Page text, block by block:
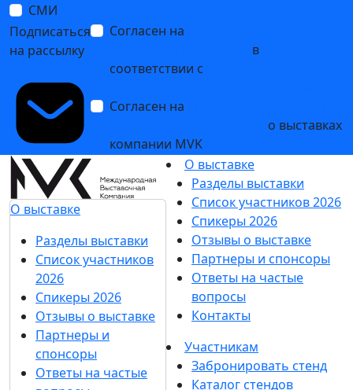
СМИ
Подписаться
на рассылку
Согласен на
в
соответствии с
Согласен на
о выставках
компании MVK
О выставке
Разделы выставки
Список участников
2026
Спикеры 2026
Отзывы о выставке
Партнеры и
спонсоры
Ответы на частые
О выставке
Разделы выставки
Список участников 2026
Спикеры 2026
Отзывы о выставке
Партнеры и спонсоры
Ответы на частые
вопросы
Контакты
Участникам
Забронировать стенд
Каталог стендов